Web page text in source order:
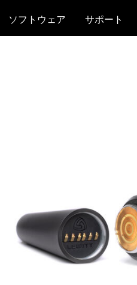
ソフトウェア サポート